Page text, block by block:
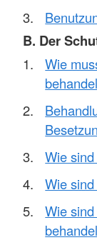
B. Der
Wie
Wie
Wie
Wie